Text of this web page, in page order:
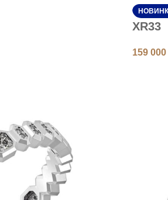
XR33
159 000